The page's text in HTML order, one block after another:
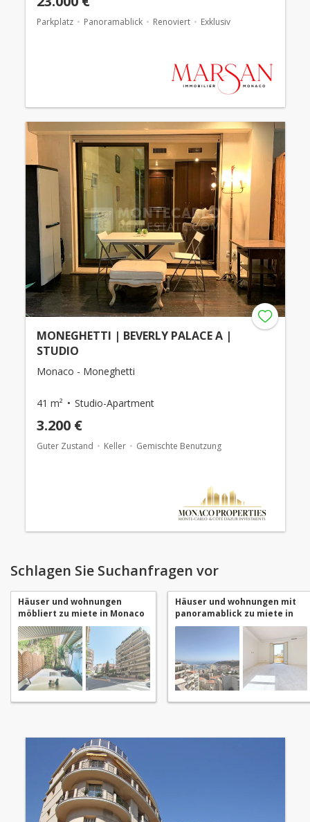
Parkplatz Panoramablick Renoviert Exklusiv
MONEGHETTI | BEVERLY PALACE A |
STUDIO
Monaco - Moneghetti
41 m² Studio-Apartment
3.200 €
Guter Zustand Keller Gemischte Benutzung
Schlagen Sie Suchanfragen vor
Häuser und wohnungen
möbliert zu miete in Monaco
Moneghetti
Häuser und wohnungen mit
panoramablick zu miete in
Monaco Moneghetti